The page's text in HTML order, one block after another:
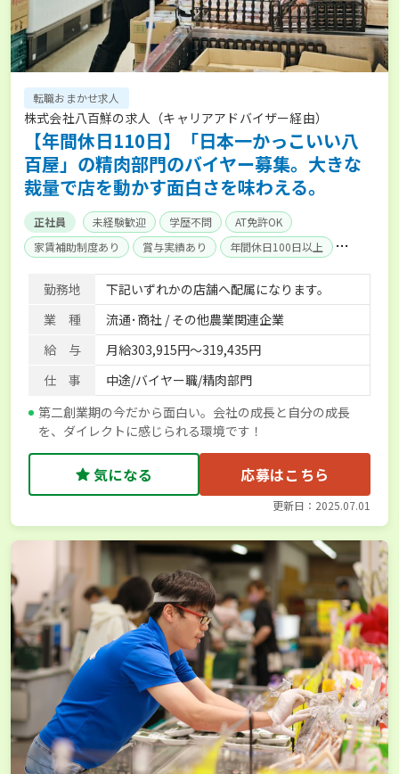
転職おまかせ求人
株式会社八百鮮の求人（キャリアアドバイザー経由）
【年間休日110日】「日本一かっこいい八
百屋」の精肉部門のバイヤー募集。大きな
裁量で店を動かす面白さを味わえる。
正社員 未経験歓迎 学歴不問
AT免許OK
家賃補助制度あり
賞与実績あり
年間休日100日以上
社会保険完備
単身寮あり
勤務地
下記いずれかの店舗へ配属になります。
業 種
流通･商社 / その他農業関連企業
給 与
月給303,915円～319,435円
仕 事
中途/バイヤー職/精肉部門
第二創業期の今だから面白い。会社の成長と自分の成長
を、ダイレクトに感じられる環境です！
気になる 応募はこちら
更新日：2025.07.01